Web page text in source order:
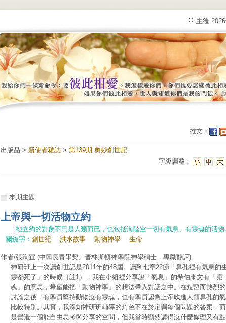
主後
推文：
出版品 > 新使者雜誌 > 第139期 奧妙創世記
字級調整：
本期主題
上帝與一切活物立約
祂立約的對象不只是人類而已，也包括海陸空一切有氣息、有靈魂的活物
關鍵字： 創世紀 洪水故事 動物神學 生命
作者/張洵宜 (中興長青畢契、普林斯頓神學院神學碩士，專職翻譯)
神研班上一次讀創世記是2011年的48屆。讀到七章22節「鼻孔裡有氣息的
靈都死了」的時候（註1），我在小組裡分享說「氣息」的希伯來文有「靈
魂」的意思，希望能把「動物神學」的想法帶入對話之中。在短暫而熱烈的
討論之後，有學員堅持動物沒有靈魂，也有學員認為上帝吹進人類鼻孔的氣
比較特別。其實，我深知神研班輔導的角色不在於定調每個問題的答案，而
是營造一個能自由思考與分享的空間，但我當時顯然講得沒什麼條理又有點